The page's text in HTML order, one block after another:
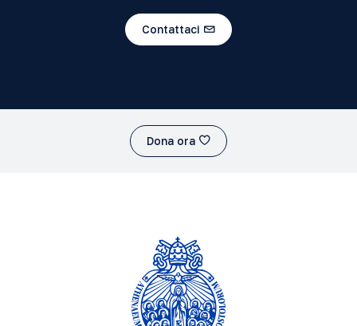
Contattaci
Dona ora